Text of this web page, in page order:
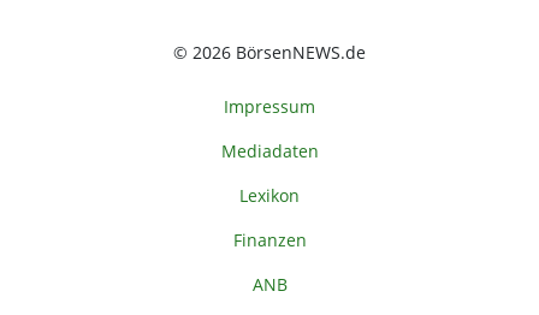
© 2026 BörsenNEWS.de
Impressum
Mediadaten
Lexikon
Finanzen
ANB